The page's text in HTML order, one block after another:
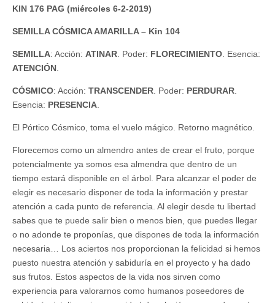
KIN 176 PAG (miércoles 6-2-2019)
SEMILLA CÓSMICA AMARILLA – Kin 104
SEMILLA: Acción: ATINAR . Poder: FLORECIMIENTO . Esencia:
ATENCIÓN
CÓSMICO: Acción: TRANSCENDER . Poder: PERDURAR
Esencia: PRESENCIA
El Pórtico Cósmico, toma el vuelo mágico. Retorno magnético.
Florecemos como un almendro antes de crear el fruto, porque
potencialmente ya somos esa almendra que dentro de un
tiempo estará disponible en el árbol. Para alcanzar el poder de
elegir es necesario disponer de toda la información y prestar
atención a cada punto de referencia. Al elegir desde tu libertad
sabes que te puede salir bien o menos bien, que puedes llegar
o no adonde te proponías, que dispones de toda la información
necesaria… Los aciertos nos proporcionan la felicidad si hemos
puesto nuestra atención y sabiduría en el proyecto y ha dado
sus frutos. Estos aspectos de la vida nos sirven como
experiencia para valorarnos como humanos poseedores de